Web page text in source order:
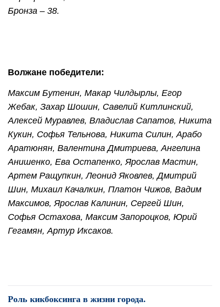
Бронза – 38.
Волжане победители:
Максим Бутенин, Макар Чилдырлы, Егор
Жебак, Захар Шошин, Савелий Китлинский,
Алексей Муравлев, Владислав Сапатов, Никита
Кукин, Софья Тельнова, Никита Силин, Арабо
Аратюнян, Валентина Дмитриева, Ангелина
Анишенко, Ева Остапенко, Ярослав Мастин,
Артем Ращупкин, Леонид Яковлев, Дмитрий
Шин, Михаил Качалкин, Платон Чижов, Вадим
Максимов, Ярослав Калинин, Сергей Шин,
Софья Остахова, Максим Запороцков, Юрий
Гегамян, Артур Иксаков.
Роль кикбоксинга в жизни города.